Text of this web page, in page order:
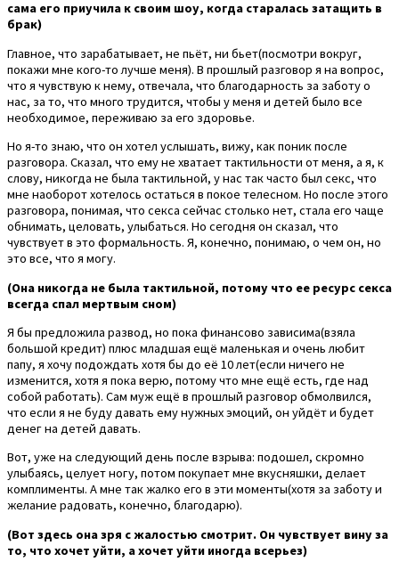
сама его приучила к своим шоу, когда старалась затащить в
брак)
Главное, что зарабатывает, не пьёт, ни бьет(посмотри вокруг,
покажи мне кого-то лучше меня). В прошлый разговор я на вопрос,
что я чувствую к нему, отвечала, что благодарность за заботу о
нас, за то, что много трудится, чтобы у меня и детей было все
необходимое, переживаю за его здоровье.
Но я-то знаю, что он хотел услышать, вижу, как поник после
разговора. Сказал, что ему не хватает тактильности от меня, а я, к
слову, никогда не была тактильной, у нас так часто был секс, что
мне наоборот хотелось остаться в покое телесном. Но после этого
разговора, понимая, что секса сейчас столько нет, стала его чаще
обнимать, целовать, улыбаться. Но сегодня он сказал, что
чувствует в это формальность. Я, конечно, понимаю, о чем он, но
это все, что я могу.
(Она никогда не была тактильной, потому что ее ресурс секса
всегда спал мертвым сном)
Я бы предложила развод, но пока финансово зависима(взяла
большой кредит) плюс младшая ещё маленькая и очень любит
папу, я хочу подождать хотя бы до её 10 лет(если ничего не
изменится, хотя я пока верю, потому что мне ещё есть, где над
собой работать). Сам муж ещё в прошлый разговор обмолвился,
что если я не буду давать ему нужных эмоций, он уйдёт и будет
денег на детей давать.
Вот, уже на следующий день после взрыва: подошел, скромно
улыбаясь, целует ногу, потом покупает мне вкусняшки, делает
комплименты. А мне так жалко его в эти моменты(хотя за заботу и
желание радовать, конечно, благодарю).
(Вот здесь она зря с жалостью смотрит. Он чувствует вину за
то, что хочет уйти, а хочет уйти иногда всерьез)